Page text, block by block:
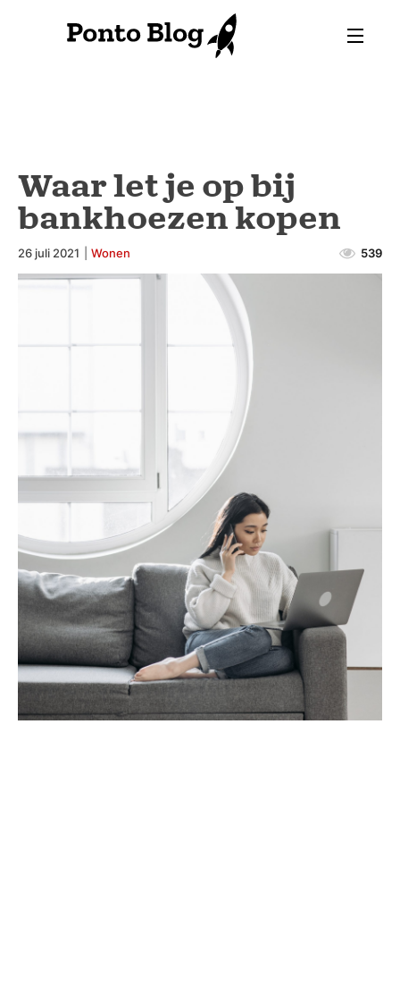
Waar let je op bij
bankhoezen kopen
26 juli 2021 Wonen 539